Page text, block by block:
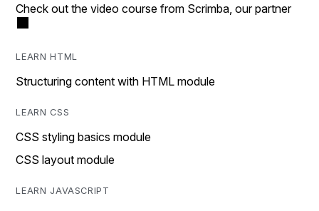
Check out the video course from Scrimba, our partner
LEARN HTML
Structuring content with HTML module
LEARN CSS
CSS styling basics module
CSS layout module
LEARN JAVASCRIPT